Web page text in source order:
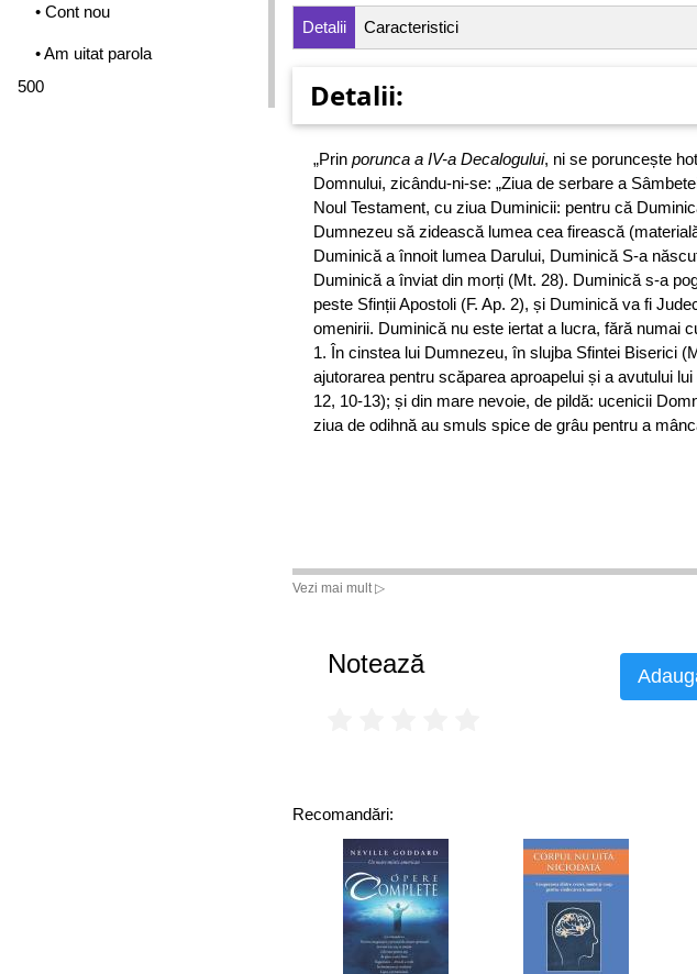
• Cont nou
• Am uitat parola
500
Detalii Caracteristici
Detalii:
„Prin porunca a IV-a Decalogului, ni se poruncește
Domnului, zicându-ni-se: „Ziua de serbare a
Noul Testament, cu ziua Duminicii: pentru că
Dumnezeu să zidească lumea cea firească
Duminică a înnoit lumea Darului, Duminică S-a
Duminică a înviat din morți (Mt. 28). Duminică s-a
peste Sfinții Apostoli (F. Ap. 2), și Duminică va fi
omenirii. Duminică nu este iertat a lucra, fără numai
1. În cinstea lui Dumnezeu, în slujba Sfintei Biserici
ajutorarea pentru scăparea aproapelui și a avutului
12, 10-13); și din mare nevoie, de pildă: ucenicii
ziua de odihnă au smuls spice de grâu pentru a
Vezi mai mult ▷
Notează
Recomandări: